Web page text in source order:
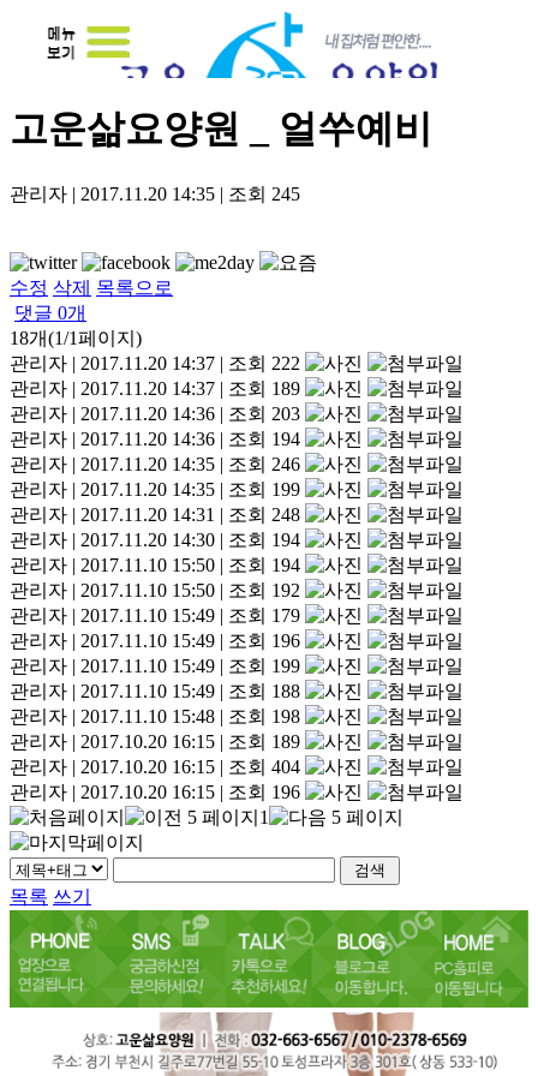
고운삶요양원 _ 얼쑤예비
관리자 | 2017.11.20 14:35 | 조회 245
수정 삭제 목록으로
댓글 0개
18개(1/1페이지)
관리자 | 2017.11.20 14:37 | 조회 222
관리자 | 2017.11.20 14:37 | 조회 189
관리자 | 2017.11.20 14:36 | 조회 203
관리자 | 2017.11.20 14:36 | 조회 194
관리자 | 2017.11.20 14:35 | 조회 246
관리자 | 2017.11.20 14:35 | 조회 199
관리자 | 2017.11.20 14:31 | 조회 248
관리자 | 2017.11.20 14:30 | 조회 194
관리자 | 2017.11.10 15:50 | 조회 194
관리자 | 2017.11.10 15:50 | 조회 192
관리자 | 2017.11.10 15:49 | 조회 179
관리자 | 2017.11.10 15:49 | 조회 196
관리자 | 2017.11.10 15:49 | 조회 199
관리자 | 2017.11.10 15:49 | 조회 188
관리자 | 2017.11.10 15:48 | 조회 198
관리자 | 2017.10.20 16:15 | 조회 189
관리자 | 2017.10.20 16:15 | 조회 404
관리자 | 2017.10.20 16:15 | 조회 196
1
목록 쓰기